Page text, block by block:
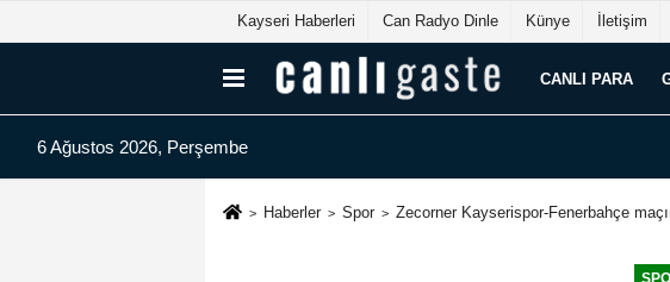
Kayseri Haberleri Can Radyo Dinle Künye İletişim
CANLI PARA
6 Ağustos 2026, Perşembe
Haberler Spor Zecorner Kayserispor-Fenerbahçe